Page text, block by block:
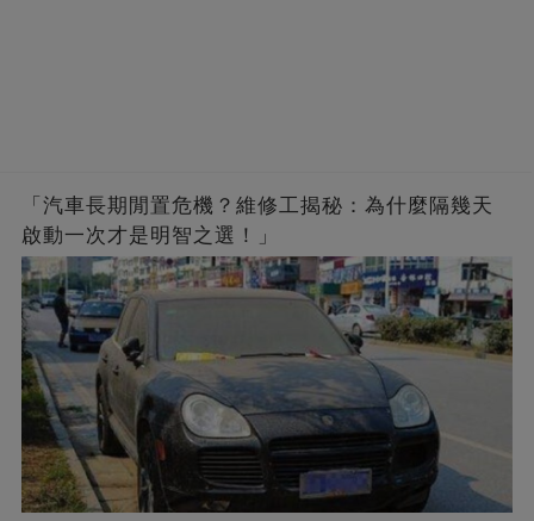
「汽車長期閒置危機？維修工揭秘：為什麼隔幾天
啟動一次才是明智之選！」